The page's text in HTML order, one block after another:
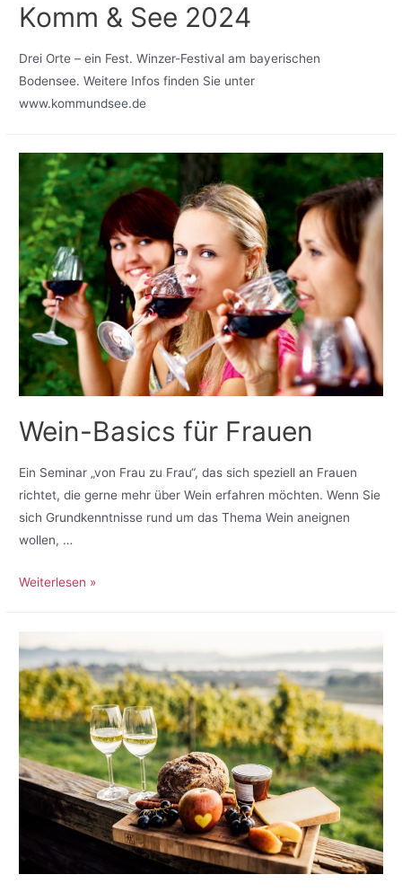
Komm & See 2024
Drei Orte – ein Fest. Winzer-Festival am bayerischen
Bodensee. Weitere Infos finden Sie unter
www.kommundsee.de
Wein-Basics für Frauen
Ein Seminar „von Frau zu Frau“, das sich speziell an Frauen
richtet, die gerne mehr über Wein erfahren möchten. Wenn Sie
sich Grundkenntnisse rund um das Thema Wein aneignen
wollen, …
Weiterlesen »